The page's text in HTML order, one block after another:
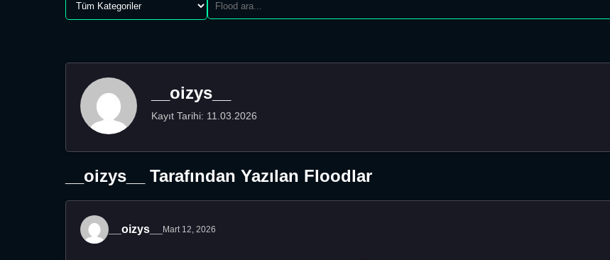
__oizys__
Kayıt Tarihi: 11.03.2026
__oizys__ Tarafından Yazılan Floodlar
__oizys__ Mart 12, 2026